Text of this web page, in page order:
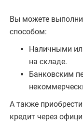
Вы можете
способом:
Наличными
на складе.
Банковским
А также
кредит через